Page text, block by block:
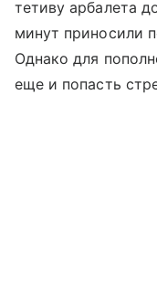
тетиву арбалета
минут приносили
Однако для
еще и попасть